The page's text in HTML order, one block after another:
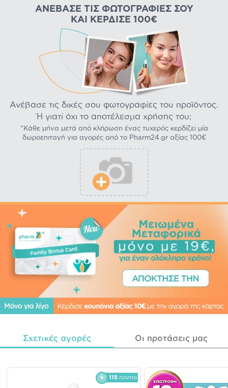
ΑΝΈΒΑΣΕ ΤΙΣ ΦΩΤΟΓΡΑΦΊΕΣ ΣΟΥ
ΚΑΙ ΚΈΡΔΙΣΕ 100€
Ανέβασε τις δικές σου φωτογραφίες του προϊόντος.
Ή γιατί όχι το αποτέλεσμα χρήσης του;
*Κάθε μήνα μετά από κλήρωση ένας τυχερός κερδίζει μία
δωροεπιταγή για αγορές από το Pharm24.gr αξίας 100€
Σχετικές αγορές Οι προτάσεις μας
115 πόντοι